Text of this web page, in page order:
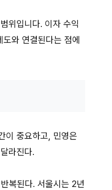
위입니다. 이자 수익
와 연결된다는 점에
이 중요하고, 민영은
라진다.
복된다. 서울시는 2년